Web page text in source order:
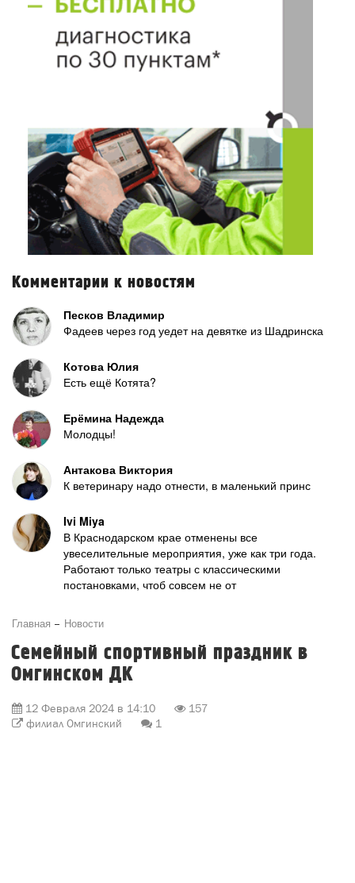
Комментарии к новостям
Песков Владимир
Фадеев через год уедет на девятке из Шадринска
Котова Юлия
Есть ещё Котята?
Ерёмина Надежда
Молодцы!
Антакова Виктория
К ветеринару надо отнести, в маленький принс
Ivi Miya
В Краснодарском крае отменены все
увеселительные мероприятия, уже как три года.
Работают только театры с классическими
постановками, чтоб совсем не от
Главная Новости
Семейный спортивный праздник в
Омгинском ДК
12 Февраля 2024 в 14:10
157
филиал Омгинский
1